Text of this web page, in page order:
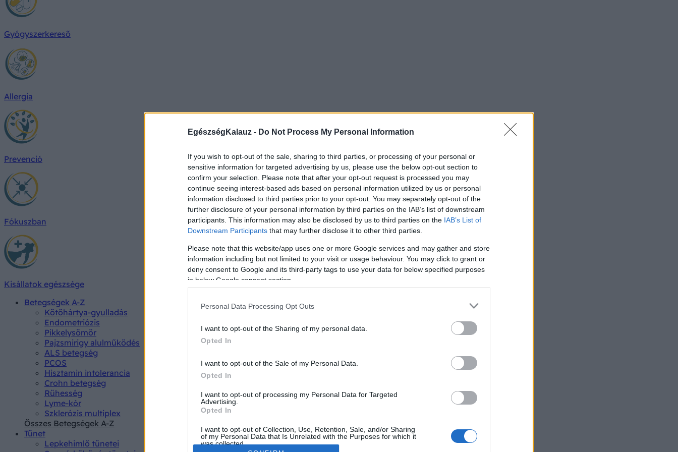
EgészségKalauz - Do Not Process My Personal Information
If you wish to opt-out of the sale, sharing to third parties, or processing of your personal or
sensitive information for targeted advertising by us, please use the below opt-out section to
confirm your selection. Please note that after your opt-out request is processed you may
continue seeing interest-based ads based on personal information utilized by us or personal
information disclosed to third parties prior to your opt-out. You may separately opt-out of the
further disclosure of your personal information by third parties on the IAB’s list of downstream
participants. This information may also be disclosed by us to third parties on the IAB’s List of
Downstream Participants that may further disclose it to other third parties.
Please note that this website/app uses one or more Google services and may gather and store
information including but not limited to your visit or usage behaviour. You may click to grant or
deny consent to Google and its third-party tags to use your data for below specified purposes
in below Google consent section.
Personal Data Processing Opt Outs
I want to opt-out of the Sharing of my personal data.
Opted In
I want to opt-out of the Sale of my Personal Data.
Opted In
I want to opt-out of processing my Personal Data for Targeted
Advertising.
Opted In
I want to opt-out of Collection, Use, Retention, Sale, and/or Sharing
of my Personal Data that Is Unrelated with the Purposes for which it
was collected.
Gyógyszerkereső
Allergia
Prevenció
Fókuszban
Kisállatok egészsége
Betegségek A-Z
Kötőhártya-gyulladás
Endometriózis
Pikkelysömör
Pajzsmirigy alulműködés
ALS betegség
PCOS
Hisztamin intolerancia
Crohn betegség
Rühesség
Lyme-kór
Szklerózis multiplex
Összes Betegségek A-Z
Tünet
Lepkehimlő tünetei